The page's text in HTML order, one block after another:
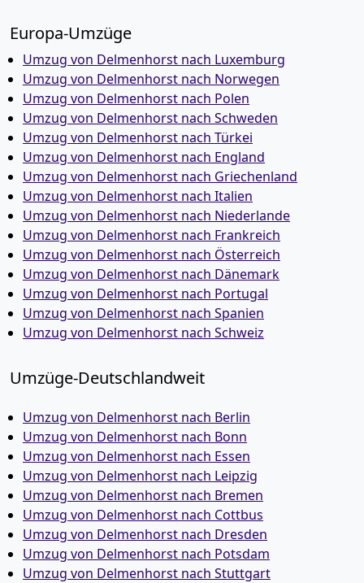
Europa-Umzüge
Umzug von Delmenhorst nach Luxemburg
Umzug von Delmenhorst nach Norwegen
Umzug von Delmenhorst nach Polen
Umzug von Delmenhorst nach Schweden
Umzug von Delmenhorst nach Türkei
Umzug von Delmenhorst nach England
Umzug von Delmenhorst nach Griechenland
Umzug von Delmenhorst nach Italien
Umzug von Delmenhorst nach Niederlande
Umzug von Delmenhorst nach Frankreich
Umzug von Delmenhorst nach Österreich
Umzug von Delmenhorst nach Dänemark
Umzug von Delmenhorst nach Portugal
Umzug von Delmenhorst nach Spanien
Umzug von Delmenhorst nach Schweiz
Umzüge-Deutschlandweit
Umzug von Delmenhorst nach Berlin
Umzug von Delmenhorst nach Bonn
Umzug von Delmenhorst nach Essen
Umzug von Delmenhorst nach Leipzig
Umzug von Delmenhorst nach Bremen
Umzug von Delmenhorst nach Cottbus
Umzug von Delmenhorst nach Dresden
Umzug von Delmenhorst nach Potsdam
Umzug von Delmenhorst nach Stuttgart